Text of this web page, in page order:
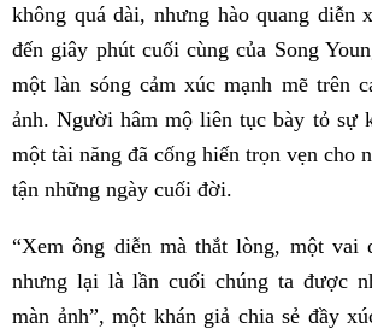
không quá dài, nhưng hào quang diễn
đến giây phút cuối cùng của Song
một làn sóng cảm xúc mạnh mẽ trên
ảnh. Người hâm mộ liên tục bày tỏ sự
một tài năng đã cống hiến trọn vẹn cho
tận những ngày cuối đời.
“Xem ông diễn mà thắt lòng, một vai
nhưng lại là lần cuối chúng ta được
màn ảnh”, một khán giả chia sẻ đầy